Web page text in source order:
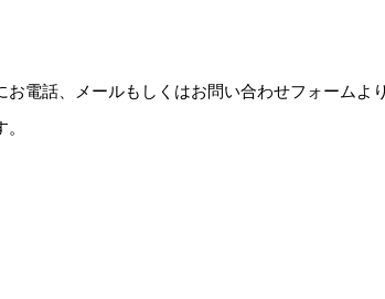
お電話、メールもしくはお問い合わせフォーム